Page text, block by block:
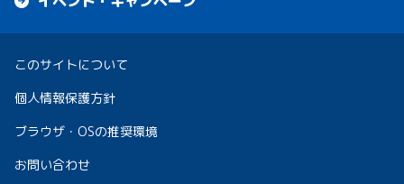
このサイトについて
個人情報保護方針
ブラウザ・OSの推奨環境
お問い合わせ